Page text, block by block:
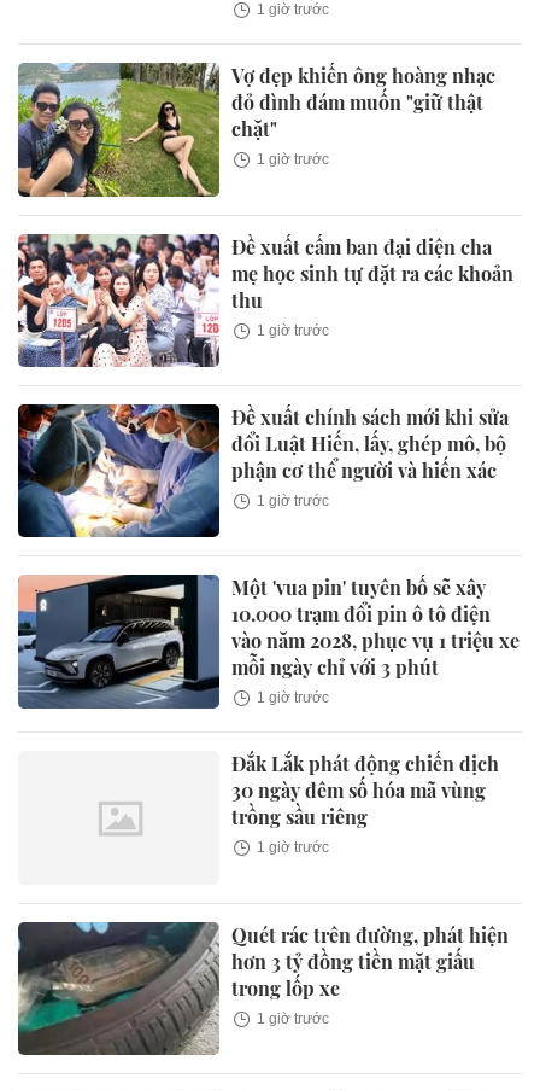
1 giờ trước
Vợ đẹp khiến ông hoàng nhạc
đỏ đình đám muốn "giữ thật
chặt"
1 giờ trước
Đề xuất cấm ban đại diện cha
mẹ học sinh tự đặt ra các khoản
thu
1 giờ trước
Đề xuất chính sách mới khi sửa
đổi Luật Hiến, lấy, ghép mô, bộ
phận cơ thể người và hiến xác
1 giờ trước
Một 'vua pin' tuyên bố sẽ xây
10.000 trạm đổi pin ô tô điện
vào năm 2028, phục vụ 1 triệu xe
mỗi ngày chỉ với 3 phút
1 giờ trước
Đắk Lắk phát động chiến dịch
30 ngày đêm số hóa mã vùng
trồng sầu riêng
1 giờ trước
Quét rác trên đường, phát hiện
hơn 3 tỷ đồng tiền mặt giấu
trong lốp xe
1 giờ trước